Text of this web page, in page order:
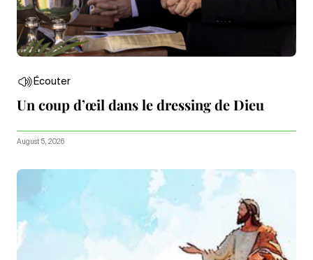
Écouter
Un coup d’œil dans le dressing de Dieu
August 5, 2026